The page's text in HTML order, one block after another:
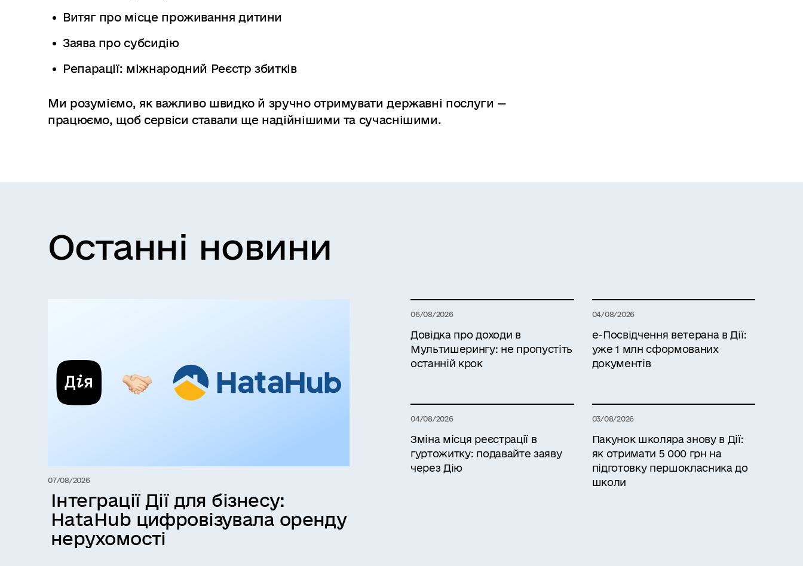
Витяг про місце проживання дитини
Заява про субсидію
Репарації: міжнародний Реєстр збитків
Ми розуміємо, як важливо швидко й зручно отримувати державні послуги —
працюємо, щоб сервіси ставали ще надійнішими та сучаснішими.
Останні новини
07/08/2026
Інтеграції Дії для бізнесу:
HataHub цифровізувала оренду
нерухомості
06/08/2026
Довідка про доходи в
Мультишерингу: не пропустіть
останній крок
04/08/2026
е-Посвідчення ветерана в Дії:
уже 1 млн сформованих
документів
04/08/2026
Зміна місця реєстрації в
гуртожитку: подавайте заяву
через Дію
03/08/2026
Пакунок школяра знову в Дії:
як отримати 5 000 грн на
підготовку першокласника до
школи